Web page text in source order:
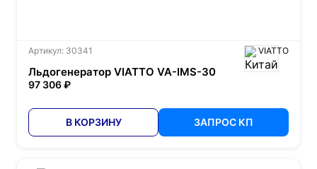
Артикул: 30341 VIATTO
Льдогенератор VIATTO VA-IMS-30
97 306 ₽
В КОРЗИНУ ЗАПРОС КП